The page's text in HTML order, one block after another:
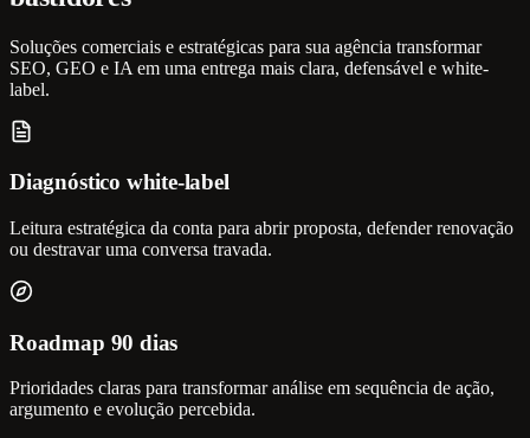
Soluções comerciais e estratégicas para sua agência transformar
SEO, GEO e IA em uma entrega mais clara, defensável e white-
label.
Diagnóstico white-label
Leitura estratégica da conta para abrir proposta, defender renovação
ou destravar uma conversa travada.
Roadmap 90 dias
Prioridades claras para transformar análise em sequência de ação,
argumento e evolução percebida.